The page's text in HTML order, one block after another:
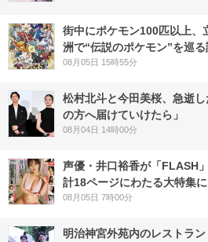
街中にポケモン100匹以上
洲で“伝説のポケモン”を巡る
08月05日 15時55分
松村北斗と今田美桜、急逝
の方へ届けていけたら」
08月04日 14時00分
声優・井口裕香が「FLASH
計18ページにわたる大特集に
08月05日 7時00分
明治神宮外苑内のレストラ